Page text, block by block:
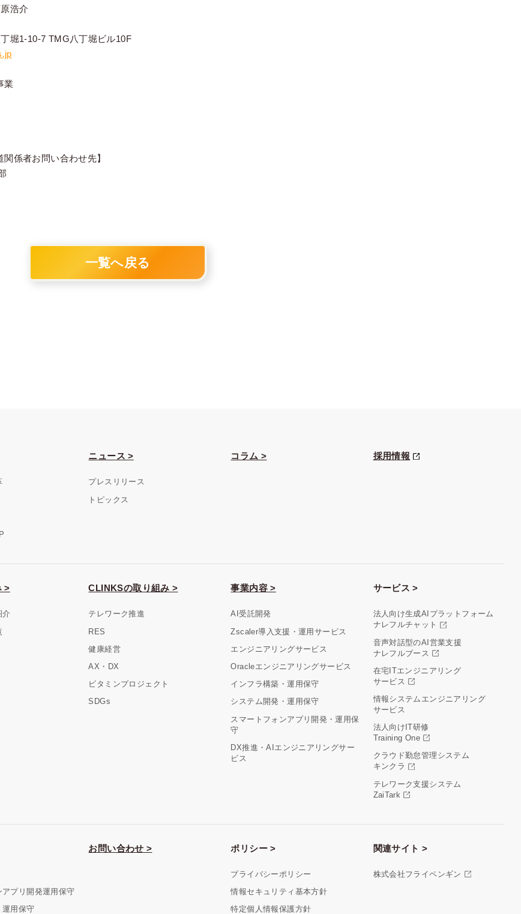
浩介
堀1-10-7 TMG八丁堀ビル10F
業
関係者お問い合わせ先】
一覧へ戻る
ニュース >
プレスリリース
トピックス
コラム > 採用情報
>
介
CLINKSの取り組み >
テレワーク推進
RES
健康経営
AX・DX
ビタミンプロジェクト
SDGs
事業内容 >
AI受託開発
Zscaler導入支援・運用サービス
エンジニアリングサービス
Oracleエンジニアリングサービス
インフラ構築・運用保守
システム開発・運用保守
スマートフォンアプリ開発・運用保
守
DX推進・AIエンジニアリングサー
ビス
サービス >
法人向け生成AIプラットフォーム
ナレフルチャット
音声対話型のAI営業支援
ナレフルブース
在宅ITエンジニアリング
サービス
情報システムエンジニアリング
サービス
法人向けIT研修
Training One
クラウド勤怠管理システム
キンクラ
テレワーク支援システム
ZaiTark
アプリ開発運用保守
運用保守
お問い合わせ > ポリシー >
プライバシーポリシー
情報セキュリティ基本方針
特定個人情報保護方針
関連サイト >
株式会社フライペンギン